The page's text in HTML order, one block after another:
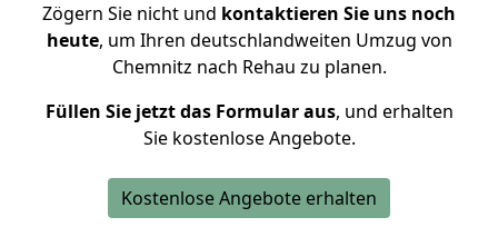
Zögern Sie nicht und kontaktieren Sie uns noch
heute, um Ihren deutschlandweiten Umzug von
Chemnitz nach Rehau zu planen.
Füllen Sie jetzt das Formular aus, und erhalten
Sie kostenlose Angebote.
Kostenlose Angebote erhalten